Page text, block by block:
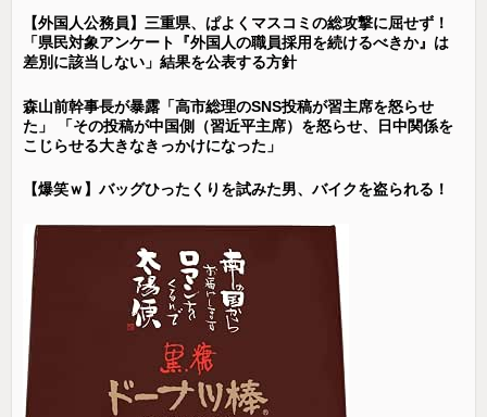
【外国人公務員】三重県、ぱよくマスコミの総攻撃に屈せず！
「県民対象アンケート『外国人の職員採用を続けるべきか』は
差別に該当しない」結果を公表する方針
森山前幹事長が暴露「高市総理のSNS投稿が習主席を怒らせ
た」 「その投稿が中国側（習近平主席）を怒らせ、日中関係を
こじらせる大きなきっかけになった」
【爆笑ｗ】バッグひったくりを試みた男、バイクを盗られる！